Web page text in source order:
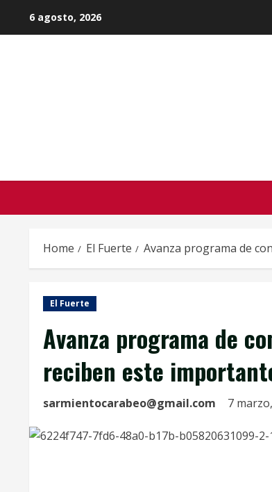
6 agosto, 2026
Home El Fuerte Avanza programa de
El Fuerte
Avanza programa de
reciben este
sarmientocarabeo@gmail.com 7